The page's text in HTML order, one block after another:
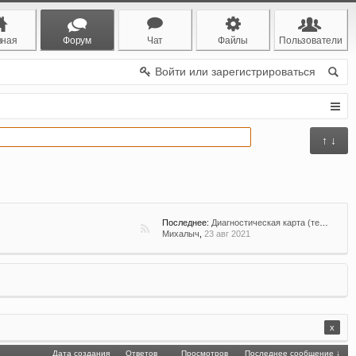
Форум Чат Файлы Пользователи
Войти или зарегистрироваться
↑ ↓
Последнее: Диагностическая карта (техосмотр) с 22.08.21 не нужно для покупки осаго, но с 01.03.22 штраф гаи
Михалыч 23 авг 2021
x
Дата создания Ответов Просмотров Последнее сообщение ↓